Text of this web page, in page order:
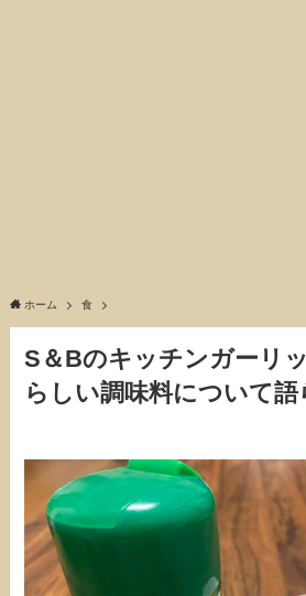
ホーム 食
S＆Bのキッチンガーリ
らしい調味料について